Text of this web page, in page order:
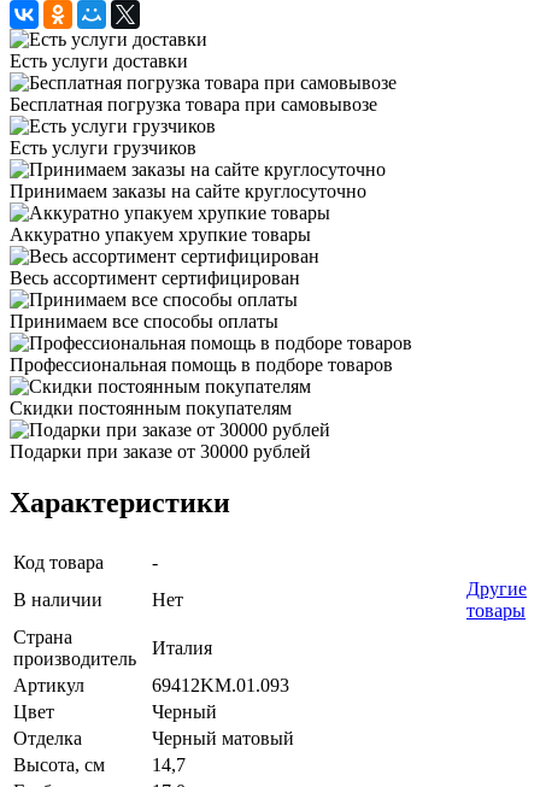
Есть услуги доставки
Бесплатная погрузка товара при самовывозе
Есть услуги грузчиков
Принимаем заказы на сайте круглосуточно
Аккуратно упакуем хрупкие товары
Весь ассортимент сертифицирован
Принимаем все способы оплаты
Профессиональная помощь в подборе товаров
Скидки постоянным покупателям
Подарки при заказе от 30000 рублей
Характеристики
Код товара
-
В наличии
Нет
Другие
товары
Страна
производитель
Италия
Артикул
69412KM.01.093
Цвет
Черный
Отделка
Черный матовый
Высота, см
14,7